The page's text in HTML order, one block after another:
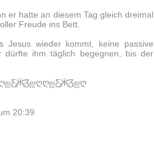
er hatte an diesem Tag gleich dreimal
Freude ins Bett.
wieder kommt, keine passive
dürfte ihm täglich begegnen, bis der
20:39